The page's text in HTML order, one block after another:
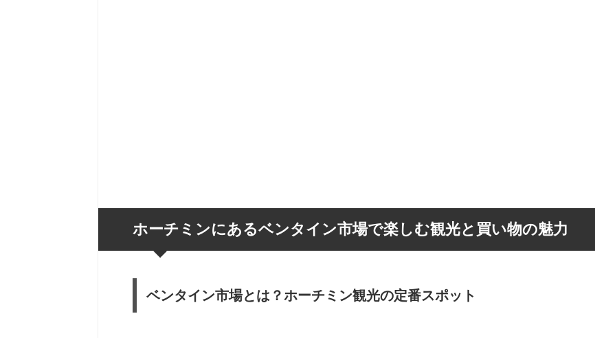
ホーチミンにあるベンタイン市場で楽しむ観光と買い物の魅力
ベンタイン市場とは？ホーチミン観光の定番スポット